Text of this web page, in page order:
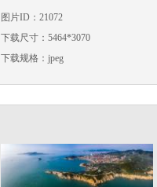
图片ID：21072
下载尺寸：5464*3070
下载规格：jpeg